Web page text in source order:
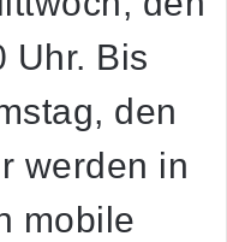
Uhr. Bis
den
werden in
mobile